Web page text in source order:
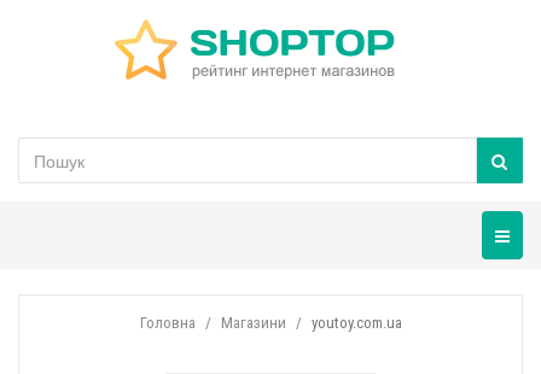
Головна Магазини youtoy.com.ua